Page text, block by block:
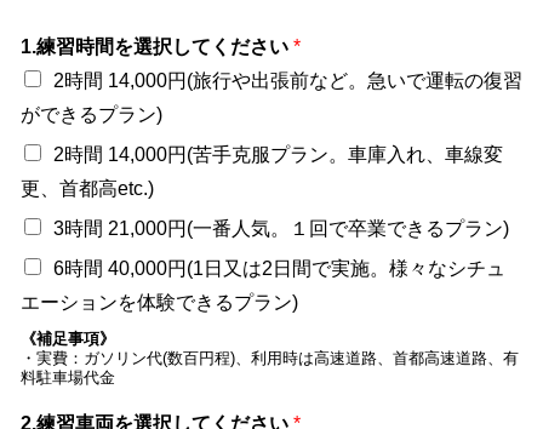
1.練習時間を選択してください *
2時間 14,000円(旅行や出張前など。急いで運転の復習
ができるプラン)
2時間 14,000円(苦手克服プラン。車庫入れ、車線変
更、首都高etc.)
3時間 21,000円(一番人気。１回で卒業できるプラン)
6時間 40,000円(1日又は2日間で実施。様々なシチュ
エーションを体験できるプラン)
《補足事項》
・実費：ガソリン代(数百円程)、利用時は高速道路、首都高速道路、有
料駐車場代金
2.練習車両を選択してください *